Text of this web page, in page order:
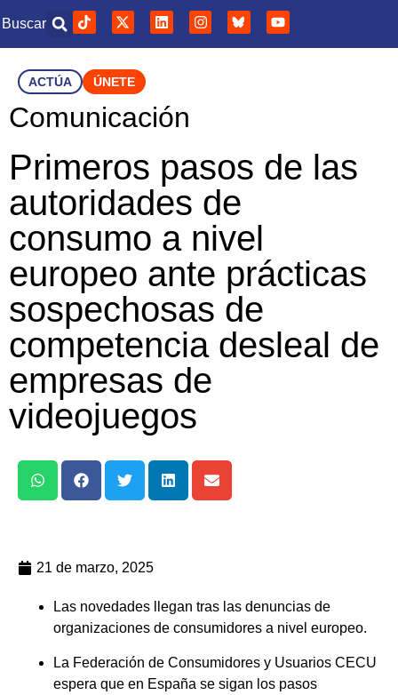
Buscar
ACTÚA ÚNETE
Comunicación
Primeros pasos de las
autoridades de
consumo a nivel
europeo ante prácticas
sospechosas de
competencia desleal de
empresas de
videojuegos
21 de marzo, 2025
Las novedades llegan tras las denuncias de
organizaciones de consumidores a nivel europeo.
La Federación de Consumidores y Usuarios CECU
espera que en España se sigan los pasos